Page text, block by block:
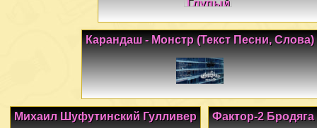
Карандаш - Монстр (Текст Песни, Слова)
Фактор-2 Бродяга
Михаил Шуфутинский Гулливер